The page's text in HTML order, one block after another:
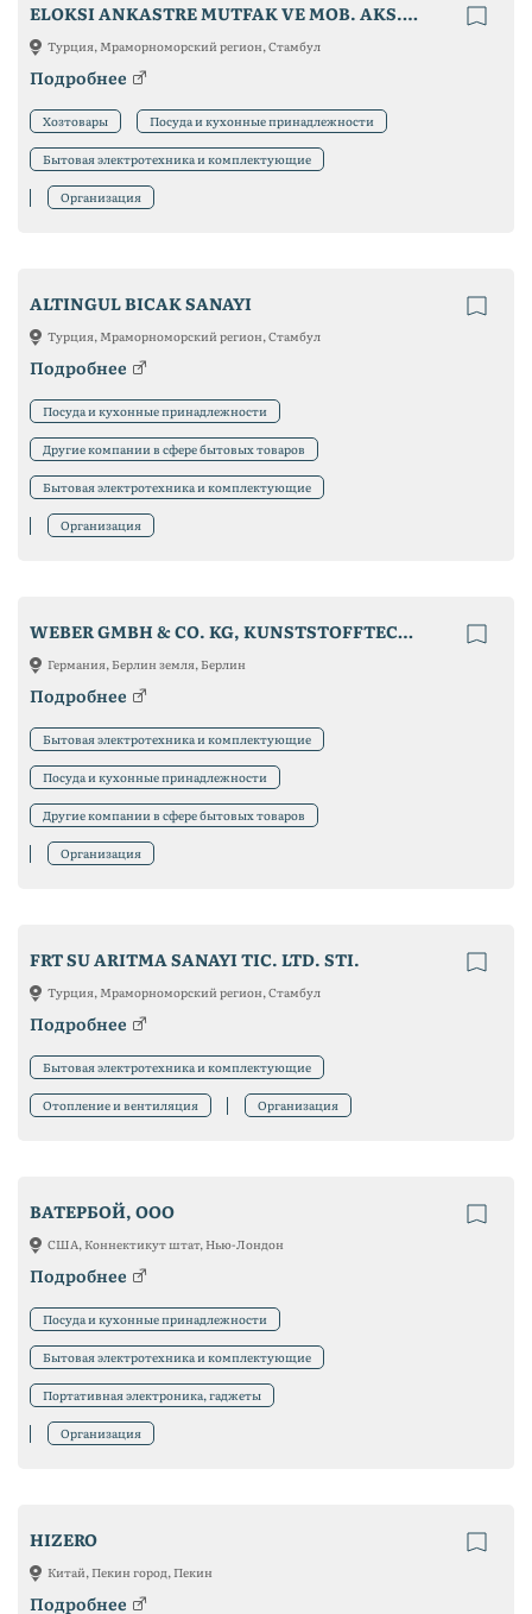
ELOKSI ANKASTRE MUTFAK VE MOB. AKS. HIRD. PAZ. SAN. TIC. LTD. STI.
Турция, Мраморноморский регион, Стамбул
Подробнее
Хозтовары Посуда и кухонные принадлежности
Бытовая электротехника и комплектующие
Организация
ALTINGUL BICAK SANAYI
Турция, Мраморноморский регион, Стамбул
Подробнее
Посуда и кухонные принадлежности
Другие компании в сфере бытовых товаров
Бытовая электротехника и комплектующие
Организация
WEBER GMBH & CO. KG, KUNSTSTOFFTECHNIK UND FORMENBAU
Германия, Берлин земля, Берлин
Подробнее
Бытовая электротехника и комплектующие
Посуда и кухонные принадлежности
Другие компании в сфере бытовых товаров
Организация
FRT SU ARITMA SANAYI TIC. LTD. STI.
Турция, Мраморноморский регион, Стамбул
Подробнее
Бытовая электротехника и комплектующие
Отопление и вентиляция Организация
ВАТЕРБОЙ, ООО
США, Коннектикут штат, Нью-Лондон
Подробнее
Посуда и кухонные принадлежности
Бытовая электротехника и комплектующие
Портативная электроника, гаджеты
Организация
HIZERO
Китай, Пекин город, Пекин
Подробнее